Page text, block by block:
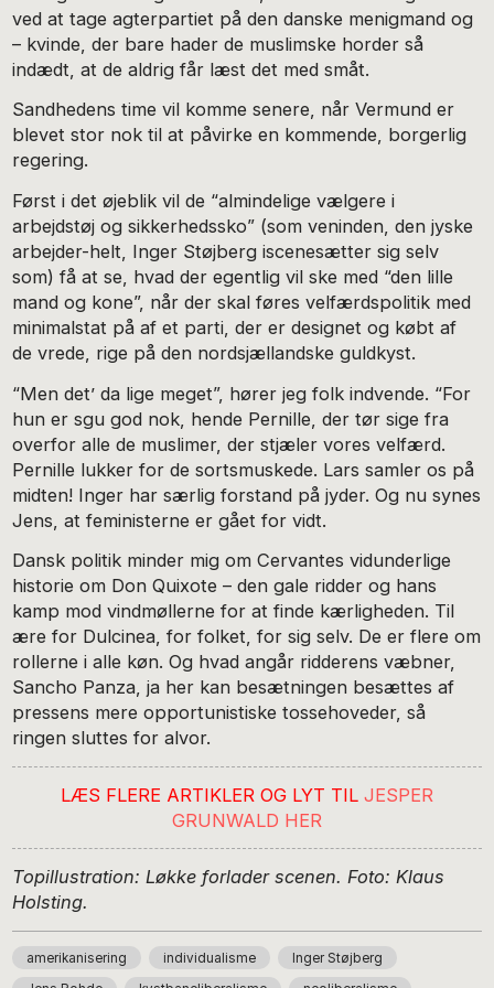
ved at tage agterpartiet på den danske menigmand og
– kvinde, der bare hader de muslimske horder så
indædt, at de aldrig får læst det med småt.
Sandhedens time vil komme senere, når Vermund er
blevet stor nok til at påvirke en kommende, borgerlig
regering.
Først i det øjeblik vil de “almindelige vælgere i
arbejdstøj og sikkerhedssko” (som veninden, den jyske
arbejder-helt, Inger Støjberg iscenesætter sig selv
som) få at se, hvad der egentlig vil ske med “den lille
mand og kone”, når der skal føres velfærdspolitik med
minimalstat på af et parti, der er designet og købt af
de vrede, rige på den nordsjællandske guldkyst.
“Men det’ da lige meget”, hører jeg folk indvende. “For
hun er sgu god nok, hende Pernille, der tør sige fra
overfor alle de muslimer, der stjæler vores velfærd.
Pernille lukker for de sortsmuskede. Lars samler os på
midten! Inger har særlig forstand på jyder. Og nu synes
Jens, at feministerne er gået for vidt.
Dansk politik minder mig om Cervantes vidunderlige
historie om Don Quixote – den gale ridder og hans
kamp mod vindmøllerne for at finde kærligheden. Til
ære for Dulcinea, for folket, for sig selv. De er flere om
rollerne i alle køn. Og hvad angår ridderens væbner,
Sancho Panza, ja her kan besætningen besættes af
pressens mere opportunistiske tossehoveder, så
ringen sluttes for alvor.
LÆS FLERE ARTIKLER OG LYT TIL JESPER
GRUNWALD HER
Topillustration: Løkke forlader scenen. Foto: Klaus
Holsting.
amerikanisering individualisme Inger Støjberg